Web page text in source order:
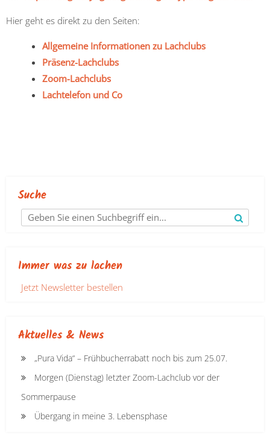
Hier geht es direkt zu den Seiten:
Allgemeine Informationen zu Lachclubs
Präsenz-Lachclubs
Zoom-Lachclubs
Lachtelefon und Co
Suche
Immer was zu lachen
Jetzt Newsletter bestellen
Aktuelles & News
„Pura Vida“ – Frühbucherrabatt noch bis zum 25.07.
Morgen (Dienstag) letzter Zoom-Lachclub vor der
Sommerpause
Übergang in meine 3. Lebensphase